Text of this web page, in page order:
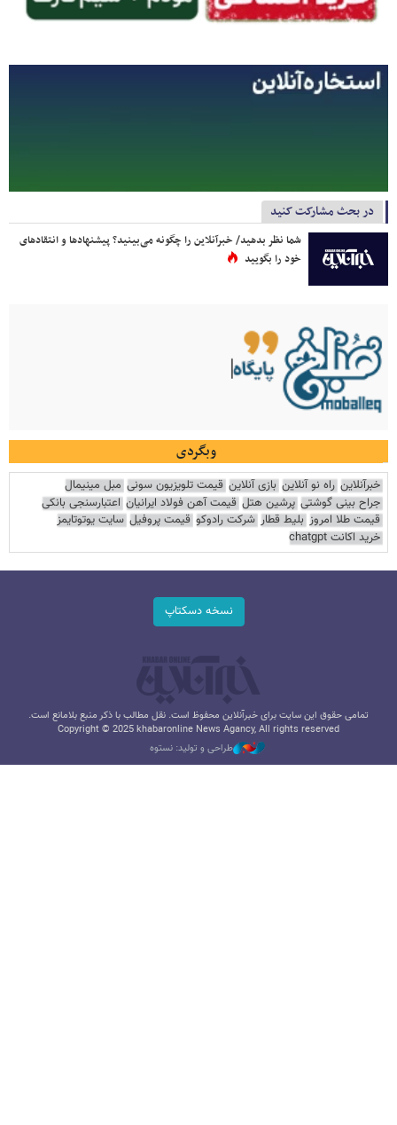
در بحث مشارکت کنید
شما نظر بدهید/ خبرآنلاین را چگونه می‌بینید؟ پیشنهادها و انتقادهای
خود را بگویید
وبگردی
خبرآنلاین راه نو آنلاین بازی آنلاین قیمت تلویزیون سونی مبل مینیمال
جراح بینی گوشتی پرشین هتل قیمت آهن فولاد ایرانیان اعتبارسنجی بانکی
قیمت طلا امروز بلیط قطار شرکت رادوکو قیمت پروفیل سایت یوتوتایمز
خرید اکانت chatgpt
نسخه دسکتاپ
تمامی حقوق این سایت برای خبرآنلاین محفوظ است. نقل مطالب با ذکر منبع بلامانع است.
Copyright © 2025 khabaronline News Agancy, All rights reserved
طراحی و تولید: نستوه